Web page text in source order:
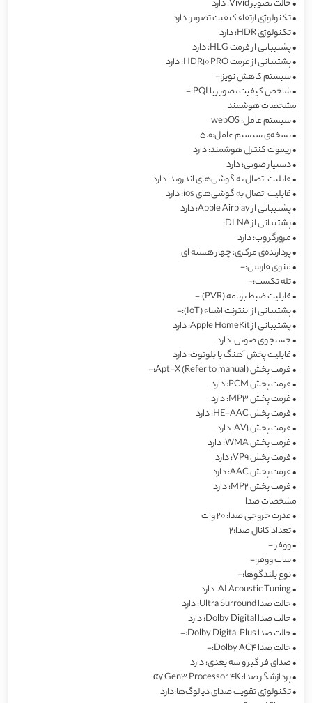
•حالت تصویر Vivid: دارد
•تکنولوژی ارتقاء کیفیت تصویر: دارد
•تکنولوژی HDR: دارد
•پشتیبانی از فرمت HLG: دارد
•پشتیبانی از فرمت HDR10 PRO: دارد
•سیستم کاهش نویز:-
•شاخص کیفیت تصویر یا PQI:-
مشخصات هوشمند
•سیستم عامل: webOS
•نسخه‌ی سیستم عامل:5.0
•ریموت کنترل هوشمند: دارد
•دستیار صوتی: دارد
•قابلیت اتصال به گوشی‌های اندروید: دارد
•قابلیت اتصال به گوشی‌های ios: دارد
•پشتیبانی از Apple Airplay: دارد
•پشتیبانی از DLNA:
•مرورگر وب: دارد
•پردازنده‌ی مرکزی: چهار هسته ای
•منوی فارسی:-
•تله تکست:-
•قابلیت ضبط برنامه (PVR):-
•پشتیبانی از اینترنت اشیاء (IoT):-
•پشتیبانی از Apple HomeKit: دارد
•جستجوی صوتی: دارد
•قابلیت پخش آهنگ با بلوتوث: دارد
•فرمت پخش Apt-X (Refer to manual):-
•فرمت پخش PCM: دارد
•فرمت پخش MP3: دارد
•فرمت پخش HE-AAC: دارد
•فرمت پخش AV1: دارد
•فرمت پخش WMA: دارد
•فرمت پخش VP9: دارد
•فرمت پخش AAC: دارد
•فرمت پخش MP2: دارد
مشخصات صدا
•قدرت خروجی صدا: 20 وات
•تعداد کانال صدا:2
•ووفر:-
•ساب ووفر:-
•نوع بلندگوها:-
•AI Acoustic Tuning: دارد
•حالت صدا Ultra Surround: دارد
•حالت صدا Dolby Digital: دارد
•حالت صدا Dolby Digital Plus:-
•حالت صدا Dolby AC4:-
•صدای فراگیر و سه بعدی: دارد
•پردازشگر صدا: α7 Gen3 Processor 4K
•تکنولوژی تقویت صدای دیالوگ‌ها:دارد